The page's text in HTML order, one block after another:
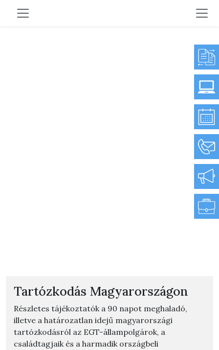
Tartózkodás Magyarországon
Részletes tájékoztatók a 90 napot meghaladó,
illetve a határozatlan idejű magyarországi
tartózkodásról az EGT-állampolgárok, a
családtagjaik és a harmadik országbeli